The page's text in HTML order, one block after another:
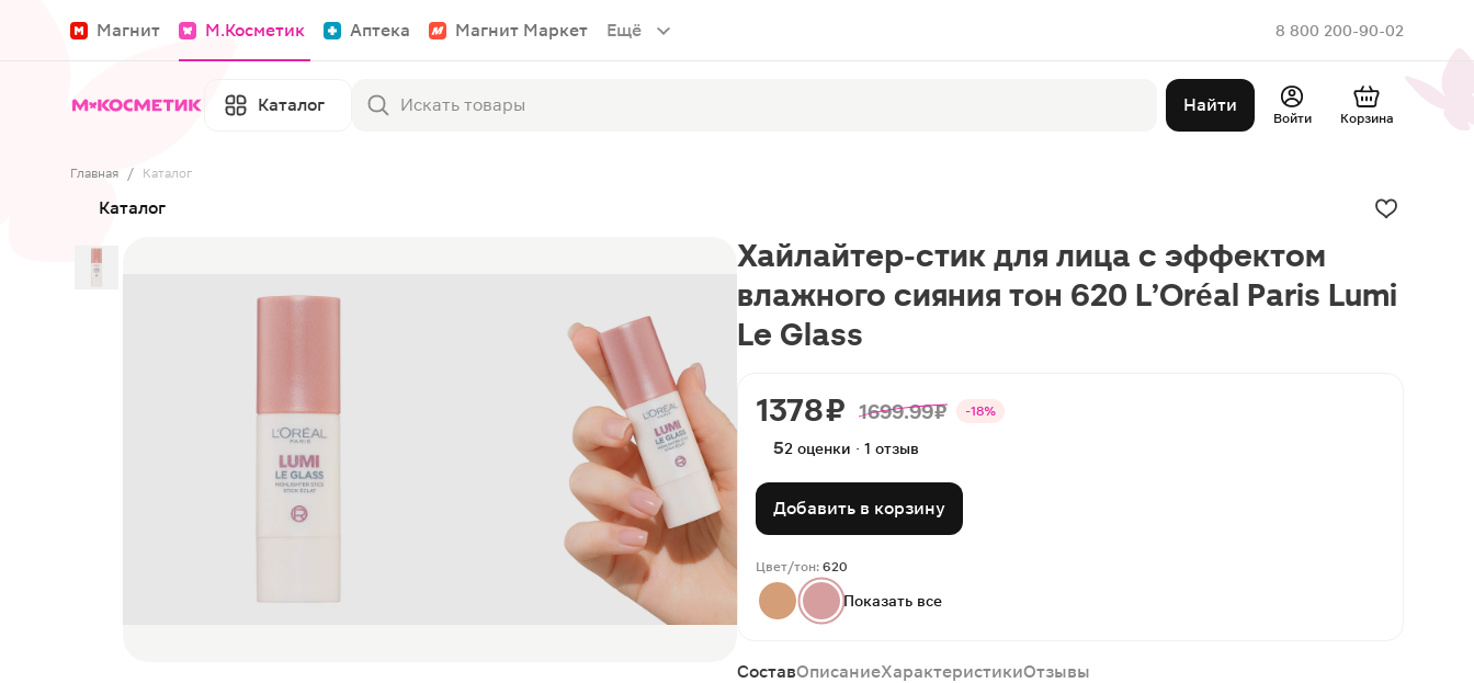
Магнит М.Косметик Аптека Магнит Маркет Ещё 8 800 200-90-02
Каталог Найти
Войти Корзина
Главная / Каталог
Каталог
Хайлайтер-стик для лица с эффектом
влажного сияния тон 620 L’Oréal Paris Lumi
Le Glass
1378 ₽ 1699.99 ₽ -18%
52 оценки · 1 отзыв
Добавить в корзину
Цвет/тон: 620
Показать все
СоставОписаниеХарактеристикиОтзывы